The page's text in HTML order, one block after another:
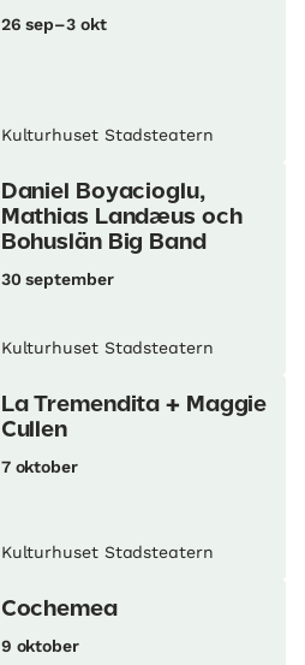
26 sep–3 okt
Kulturhuset Stadsteatern
Daniel Boyacioglu,
Mathias Landæus och
Bohuslän Big Band
30 september
Kulturhuset Stadsteatern
La Tremendita + Maggie
Cullen
7 oktober
Kulturhuset Stadsteatern
Cochemea
9 oktober